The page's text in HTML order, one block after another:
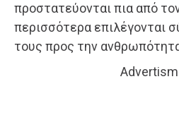
προστατεύονται πια από
περισσότερα επιλέγονται
τους προς την